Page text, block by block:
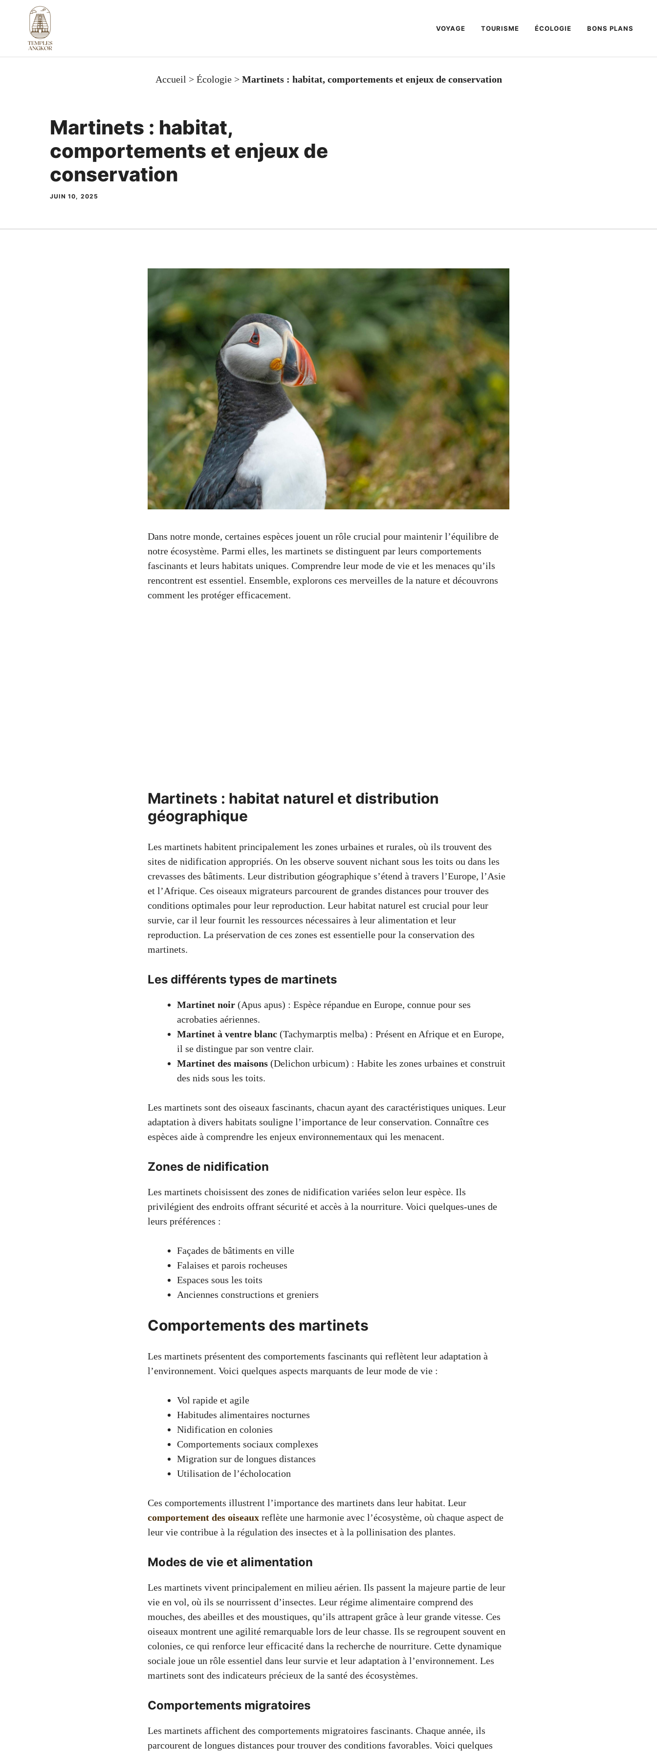
contenu
VOYAGE TOURISME ÉCOLOGIE BONS PLANS
Accueil > Écologie> Martinets : habitat, comportements et enjeux de conservation
Martinets : habitat,
comportements et enjeux de
conservation
JUIN 10, 2025
Dans notre monde, certaines espèces jouent un rôle crucial pour maintenir l’équilibre de
notre écosystème. Parmi elles, les martinets se distinguent par leurs comportements
fascinants et leurs habitats uniques. Comprendre leur mode de vie et les menaces qu’ils
rencontrent est essentiel. Ensemble, explorons ces merveilles de la nature et découvrons
comment les protéger efficacement.
Martinets : habitat naturel et distribution
géographique
Les martinets habitent principalement les zones urbaines et rurales, où ils trouvent des
sites de nidification appropriés. On les observe souvent nichant sous les toits ou dans les
crevasses des bâtiments. Leur distribution géographique s’étend à travers l’Europe, l’Asie
et l’Afrique. Ces oiseaux migrateurs parcourent de grandes distances pour trouver des
conditions optimales pour leur reproduction. Leur habitat naturel est crucial pour leur
survie, car il leur fournit les ressources nécessaires à leur alimentation et leur
reproduction. La préservation de ces zones est essentielle pour la conservation des
martinets.
Les différents types de martinets
Martinet noir (Apus apus) : Espèce répandue en Europe, connue pour ses
acrobaties aériennes.
Martinet à ventre blanc (Tachymarptis melba) : Présent en Afrique et en Europe,
il se distingue par son ventre clair.
Martinet des maisons (Delichon urbicum) : Habite les zones urbaines et construit
des nids sous les toits.
Les martinets sont des oiseaux fascinants, chacun ayant des caractéristiques uniques. Leur
adaptation à divers habitats souligne l’importance de leur conservation. Connaître ces
espèces aide à comprendre les enjeux environnementaux qui les menacent.
Zones de nidification
Les martinets choisissent des zones de nidification variées selon leur espèce. Ils
privilégient des endroits offrant sécurité et accès à la nourriture. Voici quelques-unes de
leurs préférences :
Façades de bâtiments en ville
Falaises et parois rocheuses
Espaces sous les toits
Anciennes constructions et greniers
Comportements des martinets
Les martinets présentent des comportements fascinants qui reflètent leur adaptation à
l’environnement. Voici quelques aspects marquants de leur mode de vie :
Vol rapide et agile
Habitudes alimentaires nocturnes
Nidification en colonies
Comportements sociaux complexes
Migration sur de longues distances
Utilisation de l’écholocation
Ces comportements illustrent l’importance des martinets dans leur habitat. Leur
comportement des oiseaux reflète une harmonie avec l’écosystème, où chaque aspect de
leur vie contribue à la régulation des insectes et à la pollinisation des plantes.
Modes de vie et alimentation
Les martinets vivent principalement en milieu aérien. Ils passent la majeure partie de leur
vie en vol, où ils se nourrissent d’insectes. Leur régime alimentaire comprend des
mouches, des abeilles et des moustiques, qu’ils attrapent grâce à leur grande vitesse. Ces
oiseaux montrent une agilité remarquable lors de leur chasse. Ils se regroupent souvent en
colonies, ce qui renforce leur efficacité dans la recherche de nourriture. Cette dynamique
sociale joue un rôle essentiel dans leur survie et leur adaptation à l’environnement. Les
martinets sont des indicateurs précieux de la santé des écosystèmes.
Comportements migratoires
Les martinets affichent des comportements migratoires fascinants. Chaque année, ils
parcourent de longues distances pour trouver des conditions favorables. Voici quelques